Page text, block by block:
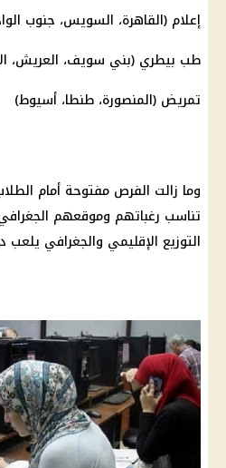
إعلام (القاهرة، السويس، جنوب
طب بيطري (بني سويف، العريش،
تمريض (المنصورة، طنطا، أسيوط)
وما زالت الفرص مفتوحة أمام
تناسب رغباتهم وموقعهم
التوزيع الإقليمي والجغرافي